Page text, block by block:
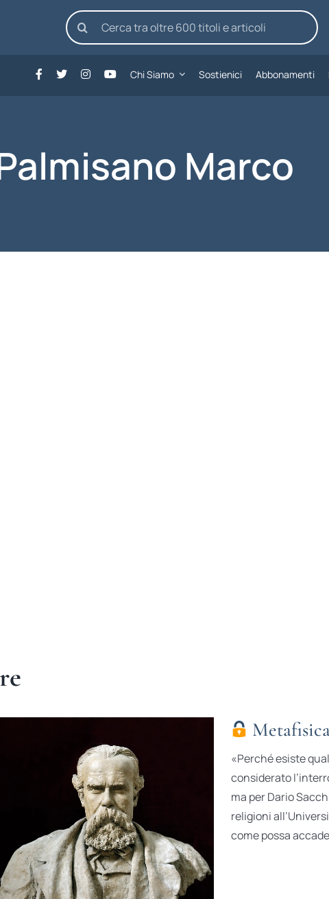
Cerca
per:
Chi Siamo Sostienici Abbonamenti
Marco
«Perché esiste
considerato
ma per Dario
religioni
come possa